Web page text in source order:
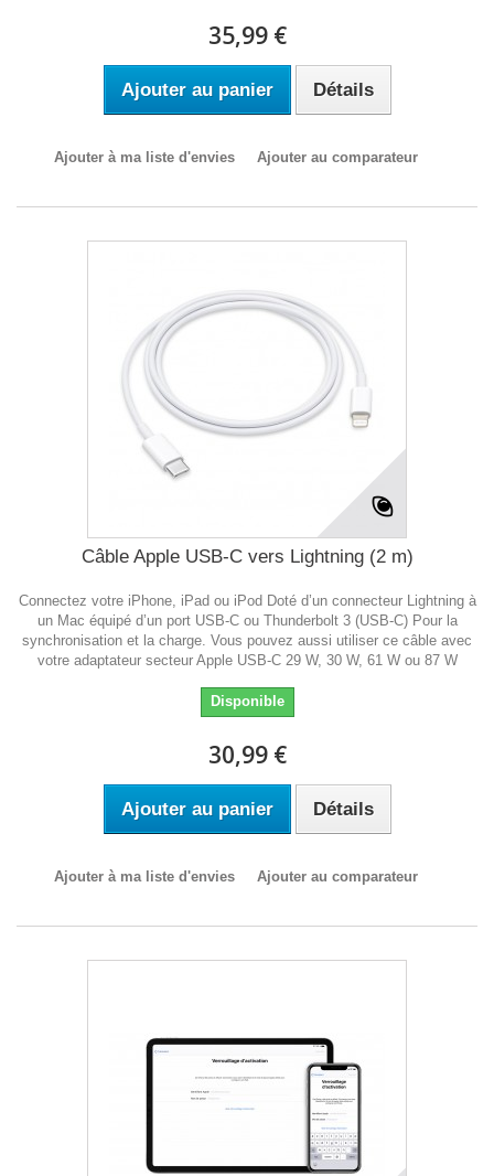
35,99 €
Ajouter au panier Détails
Ajouter à ma liste d'envies Ajouter au comparateur
Câble Apple USB-C vers Lightning (2 m)
Connectez votre iPhone, iPad ou iPod Doté d’un connecteur Lightning à
un Mac équipé d’un port USB‑C ou Thunderbolt 3 (USB‑C) Pour la
synchronisation et la charge. Vous pouvez aussi utiliser ce câble avec
votre adaptateur secteur Apple USB-C 29 W, 30 W, 61 W ou 87 W
Disponible
30,99 €
Ajouter au panier Détails
Ajouter à ma liste d'envies Ajouter au comparateur